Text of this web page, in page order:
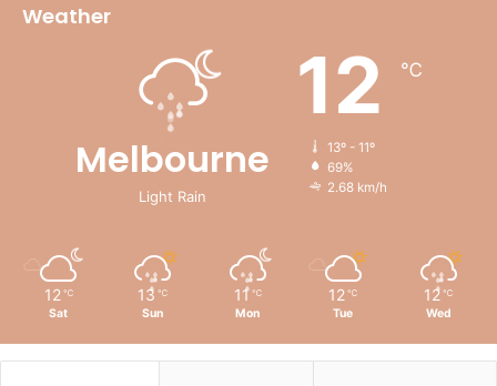
Weather
Melbourne
Light Rain
12 ℃
13º - 11º
69%
2.68 km/h
12 ℃
Sat
13 ℃
Sun
11 ℃
Mon
12 ℃
Tue
12 ℃
Wed